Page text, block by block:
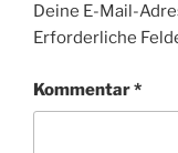
Deine E-Mail-
Erforderliche
Kommentar*